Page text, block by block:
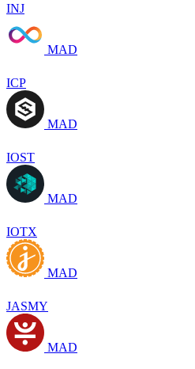
INJ
MAD
ICP
MAD
IOST
MAD
IOTX
MAD
JASMY
MAD